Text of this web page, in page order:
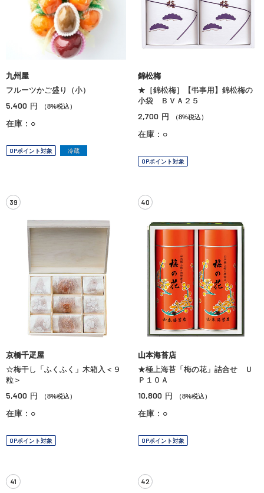
九州屋
フルーツかご盛り（小）
5,400 円 （8%税込）
在庫：○
OPポイント対象 冷蔵
錦松梅
★［錦松梅］【弔事用】錦松梅の
小袋 ＢＶＡ２５
2,700 円 （8%税込）
在庫：○
OPポイント対象
39
京橋千疋屋
☆梅干し「ふくふく」木箱入＜９
粒＞
5,400 円 （8%税込）
在庫：○
OPポイント対象
40
山本海苔店
★極上海苔「梅の花」詰合せ Ｕ
Ｐ１０Ａ
10,800 円 （8%税込）
在庫：○
OPポイント対象
41 42